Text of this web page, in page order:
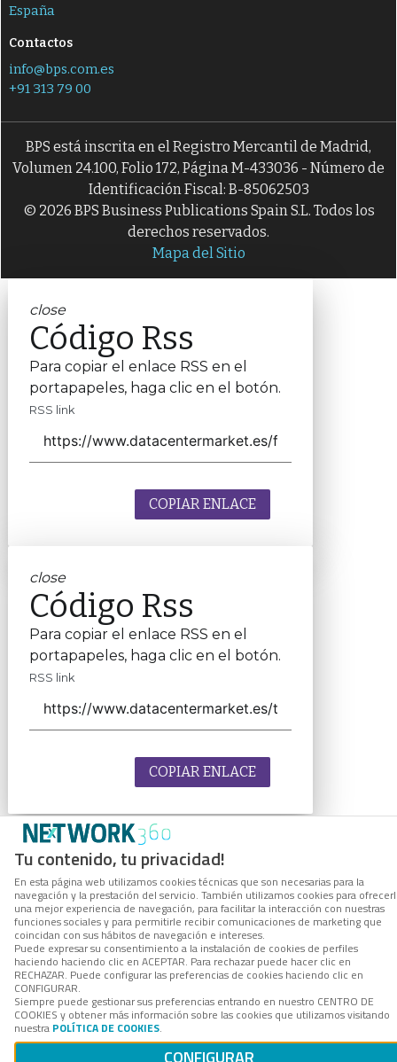
Tu contenido, tu privacidad!
En esta página web utilizamos cookies técnicas que son necesarias para la
navegación y la prestación del servicio. También utilizamos cookies para
una mejor experiencia de navegación, para facilitar la interacción con nuestras
funciones sociales y para permitirle recibir comunicaciones de marketing que
coincidan con sus hábitos de navegación e intereses.
Puede expresar su consentimiento a la instalación de cookies de perfiles
haciendo haciendo clic en ACEPTAR. Para rechazar puede hacer clic en
RECHAZAR. Puede configurar las preferencias de cookies haciendo clic en
CONFIGURAR.
Siempre puede gestionar sus preferencias entrando en nuestro CENTRO DE
COOKIES y obtener más información sobre las cookies que utilizamos visitando
nuestra POLÍTICA DE COOKIES.
CONFIGURAR
España
Contactos
info@bps.com.es
+91 313 79 00
BPS está inscrita en el Registro Mercantil de Madrid,
Volumen 24.100, Folio 172, Página M-433036 - Número de
Identificación Fiscal: B-85062503
© 2026 BPS Business Publications Spain S.L. Todos los
derechos reservados.
Mapa del Sitio
close
Código Rss
Para copiar el enlace RSS en el
portapapeles, haga clic en el botón.
RSS link
COPIAR ENLACE
close
Código Rss
Para copiar el enlace RSS en el
portapapeles, haga clic en el botón.
RSS link
COPIAR ENLACE